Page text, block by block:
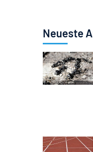
Neueste